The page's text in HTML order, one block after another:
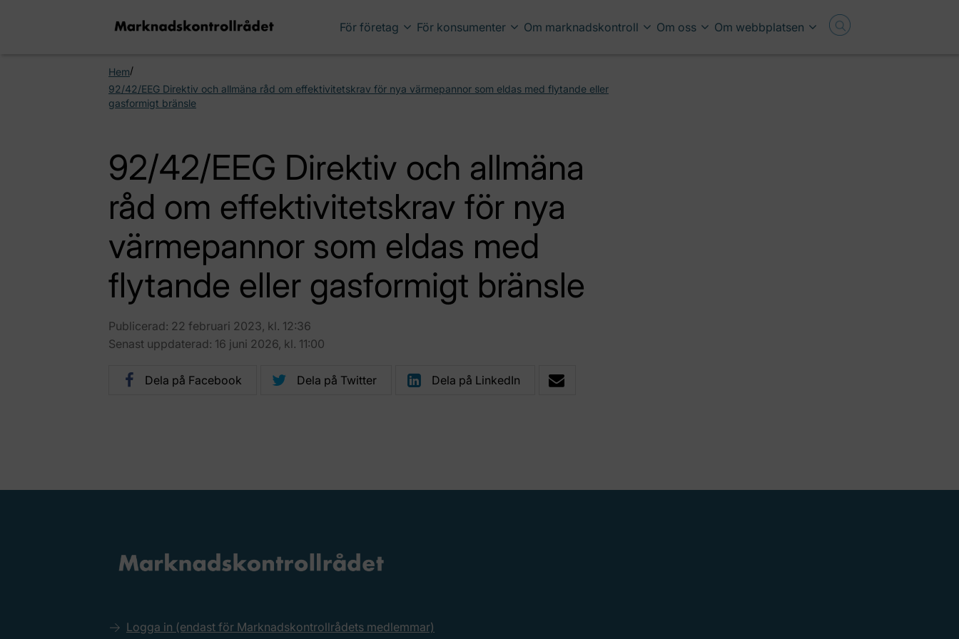
För företag För konsumenter Om marknadskontroll Om oss Om webbplatsen
Hem/
92/42/EEG Direktiv och allmäna råd om effektivitetskrav för nya värmepannor som eldas med flytande eller
gasformigt bränsle
92/42/EEG Direktiv och allmäna
råd om effektivitetskrav för nya
värmepannor som eldas med
flytande eller gasformigt bränsle
Publicerad: 22 februari 2023, kl. 12:36
Senast uppdaterad: 16 juni 2026, kl. 11:00
Dela på Facebook Dela på Twitter Dela på LinkedIn
Logga in (endast för Marknadskontrollrådets medlemmar)